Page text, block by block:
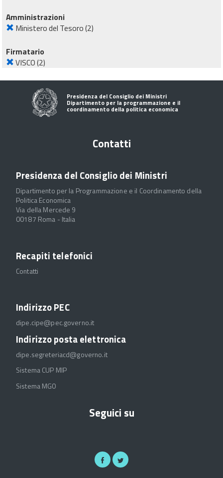
Amministrazioni
Ministero del Tesoro(2)
Firmatario
VISCO(2)
Presidenza del Consiglio dei Ministri
Dipartimento per la programmazione e il
coordinamento della politica economica
Contatti
Presidenza del Consiglio dei Ministri
Dipartimento per la Programmazione e il Coordinamento della
Politica Economica
Via della Mercede 9
00187 Roma - Italia
Recapiti telefonici
Contatti
Indirizzo PEC
dipe.cipe@pec.governo.it
Indirizzo posta elettronica
dipe.segreteriacd@governo.it
Sistema CUP MIP
Sistema MGO
Seguici su